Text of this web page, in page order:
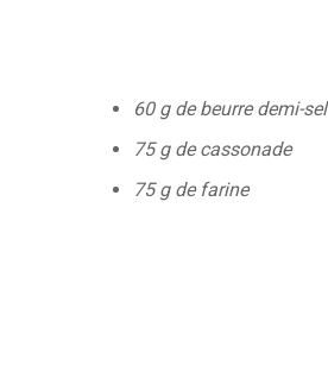
60 g de beurre demi-sel
75 g de cassonade
75 g de farine